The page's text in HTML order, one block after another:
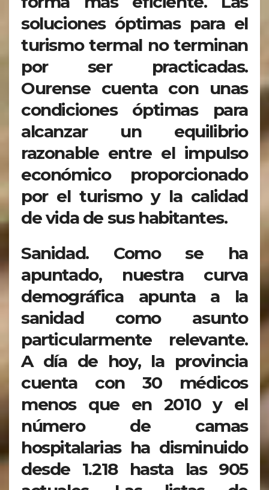
soluciones óptimas para el
turismo termal no terminan
por ser practicadas.
Ourense cuenta con unas
condiciones óptimas para
alcanzar un equilibrio
razonable entre el impulso
económico proporcionado
por el turismo y la calidad
de vida de sus habitantes.
Sanidad. Como se ha
apuntado, nuestra curva
demográfica apunta a la
sanidad como asunto
particularmente relevante.
A día de hoy, la provincia
cuenta con 30 médicos
menos que en 2010 y el
número de camas
hospitalarias ha disminuido
desde 1.218 hasta las 905